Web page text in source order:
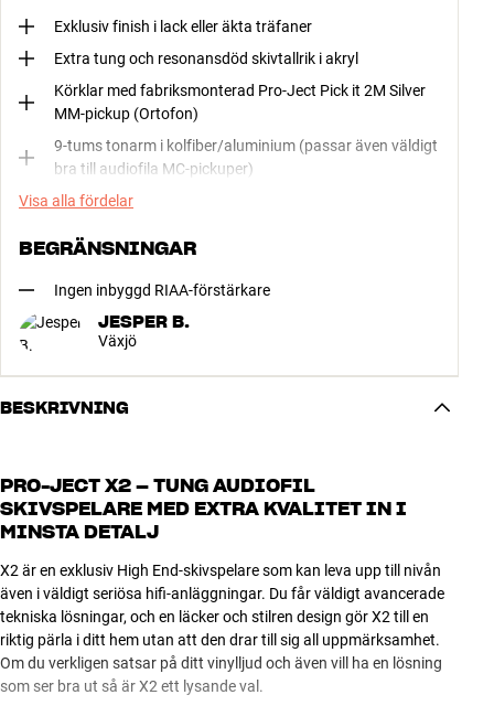
Exklusiv finish i lack eller äkta träfaner
Extra tung och resonansdöd skivtallrik i akryl
Körklar med fabriksmonterad Pro-Ject Pick it 2M Silver
MM-pickup (Ortofon)
9-tums tonarm i kolfiber/aluminium (passar även väldigt
bra till audiofila MC-pickuper)
Visa alla fördelar
BEGRÄNSNINGAR
Ingen inbyggd RIAA-förstärkare
JESPER B.
Växjö
BESKRIVNING
PRO-JECT X2 – TUNG AUDIOFIL
SKIVSPELARE MED EXTRA KVALITET IN I
MINSTA DETALJ
X2 är en exklusiv High End-skivspelare som kan leva upp till nivån
även i väldigt seriösa hifi-anläggningar. Du får väldigt avancerade
tekniska lösningar, och en läcker och stilren design gör X2 till en
riktig pärla i ditt hem utan att den drar till sig all uppmärksamhet.
Om du verkligen satsar på ditt vinylljud och även vill ha en lösning
som ser bra ut så är X2 ett lysande val.